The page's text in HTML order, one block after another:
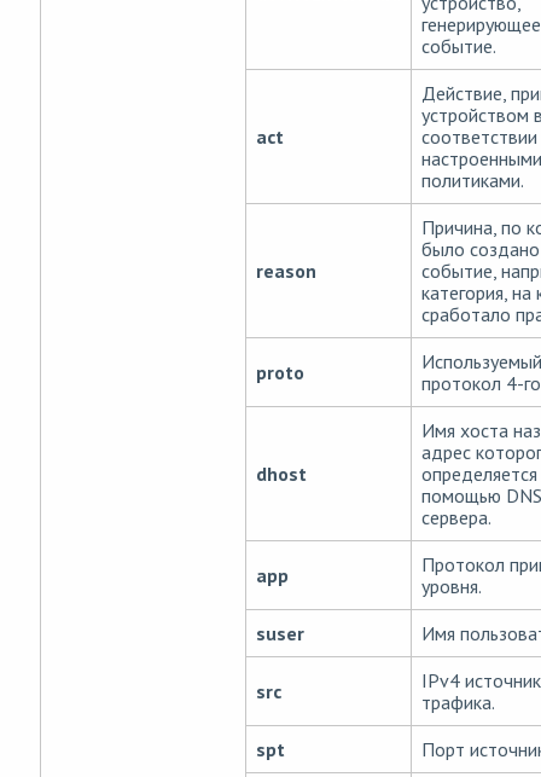
событие.
act
Действие,
устройством
соответствии
настроенными
политиками.
reason
Причина, по
было создано
событие,
категория,
сработало
proto
Используемый
протокол 4-
dhost
Имя хоста
адрес
определяется
помощью DNS
сервера.
app
Протокол
уровня.
suser
Имя
src
IPv4
трафика.
spt
Порт